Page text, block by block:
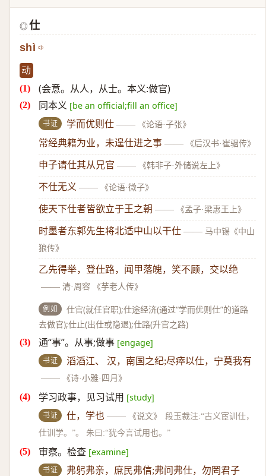
◎ 仕
shì
动
(会意。从人，从士。本义:做官)
同本义 [be an official;fill an office]
书证 学而优则仕 —— 《论语·子张》
常经典籍为业，未遑仕进之事 —— 《后汉书·崔骃传》
申子请仕其从兄官 —— 《韩非子·外储说左上》
不仕无义 —— 《论语·微子》
使天下仕者皆欲立于王之朝 —— 《孟子·梁惠王上》
时墨者东郭先生将北适中山以干仕 —— 马中锡《中山
狼传》
乙先得举，登仕路，闻甲落魄，笑不顾，交以绝
—— 清·周容 《芋老人传》
例如
仕官(就任官职);仕途经济(通过“学而优则仕”的道路
去做官);仕止(出仕或隐退);仕路(升官之路)
通“事”。从事;做事 [engage]
书证
滔滔江、 汉，南国之纪;尽瘁以仕，宁莫我有
——
《诗·小雅·四月》
学习政事，见习试用 [study]
书证 仕，学也 —— 《说文》
段玉裁注:“古义宦训仕，
仕训学。”。 朱曰:“犹今言试用也。”
审察。检查 [examine]
书证
弗躬弗亲，庶民弗信;弗问弗仕，勿罔君子